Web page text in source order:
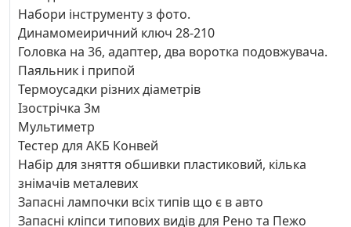
Набори інструменту з фото.
Динамомеиричний ключ 28-210
Головка на 36, адаптер, два воротка подовжувача.
Паяльник і припой
Термоусадки різних діаметрів
Ізострічка 3м
Мультиметр
Тестер для АКБ Конвей
Набір для зняття обшивки пластиковий, кілька
знімачів металевих
Запасні лампочки всіх типів що є в авто
Запасні кліпси типових видів для Рено та Пежо